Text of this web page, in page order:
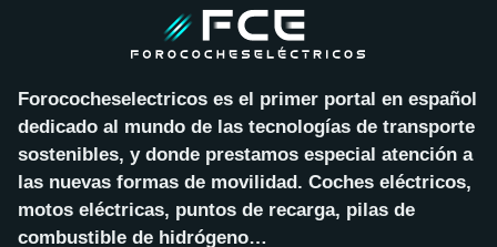
Forococheselectricos es el primer portal en español
dedicado al mundo de las tecnologías de transporte
sostenibles, y donde prestamos especial atención a
las nuevas formas de movilidad. Coches eléctricos,
motos eléctricas, puntos de recarga, pilas de
combustible de hidrógeno…